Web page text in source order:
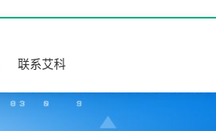
联系艾科